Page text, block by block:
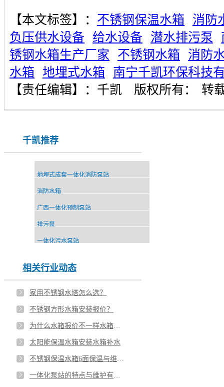
【本文标签】： 不锈钢保温水箱
消防
负压供水设备
给水设备 潜水排污泵
锈钢水箱生产厂家
不锈钢水箱
消防
水箱
地埋式水箱
南宁千凯环保科技
【责任编辑】： 千凯 版权所有： 转
千凯推荐
地埋式成套一体化消防泵站
消防水箱
广西一体化预制泵站
排污泵
一体化污水泵站
相关行业动态
家用不锈钢水塔怎么选？
不锈钢方形水箱安装报价？
太阳能保温水箱安装水箱补水